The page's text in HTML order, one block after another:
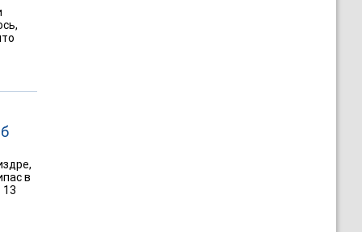
в
13